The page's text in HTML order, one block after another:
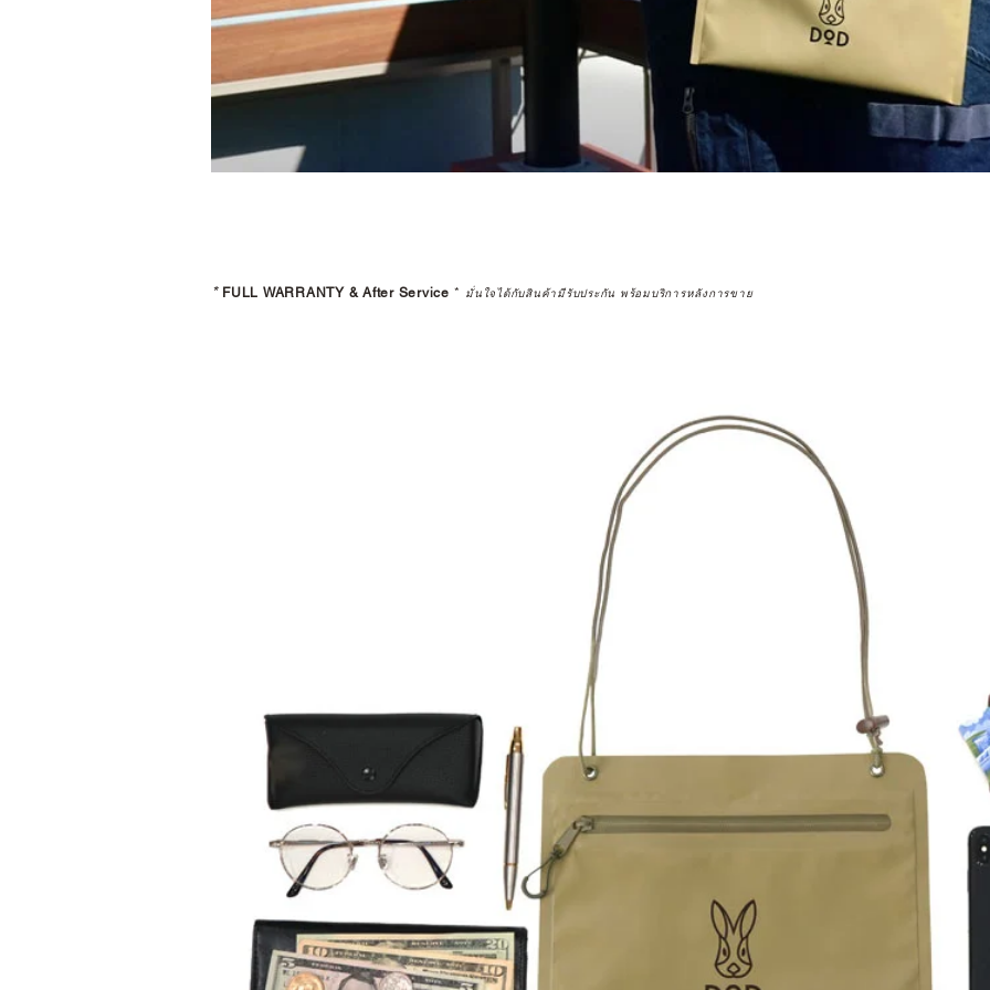
* FULL WARRANTY & After Service * มั่นใจได้กับสินค้ามีรับประกัน พร้อมบริการหลังการขาย